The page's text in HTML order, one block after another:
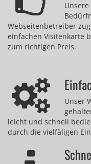
Webseitenbetreiber
einfachen Visitenkarte
zum richtigen Preis.
Unser
leicht und schnell
durch die vielfäligen